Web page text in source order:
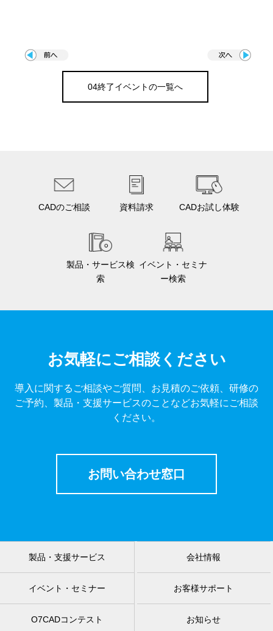
04終了イベントの一覧へ
CADのご相談 資料請求 CADお試し体験
製品・サービス検
索
イベント・セミナ
ー検索
お気軽にご相談ください
導入に関するご相談やご質問、お見積のご依頼、研修の
ご予約、製品・支援サービスのことなどお気軽にご相談
ください。
お問い合わせ窓口
製品・支援サービス 会社情報
イベント・セミナー お客様サポート
O7CADコンテスト お知らせ